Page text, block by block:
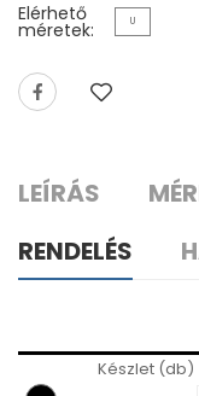
Elérhető
méretek: U
LEÍRÁS
RENDELÉS
Készlet (db)